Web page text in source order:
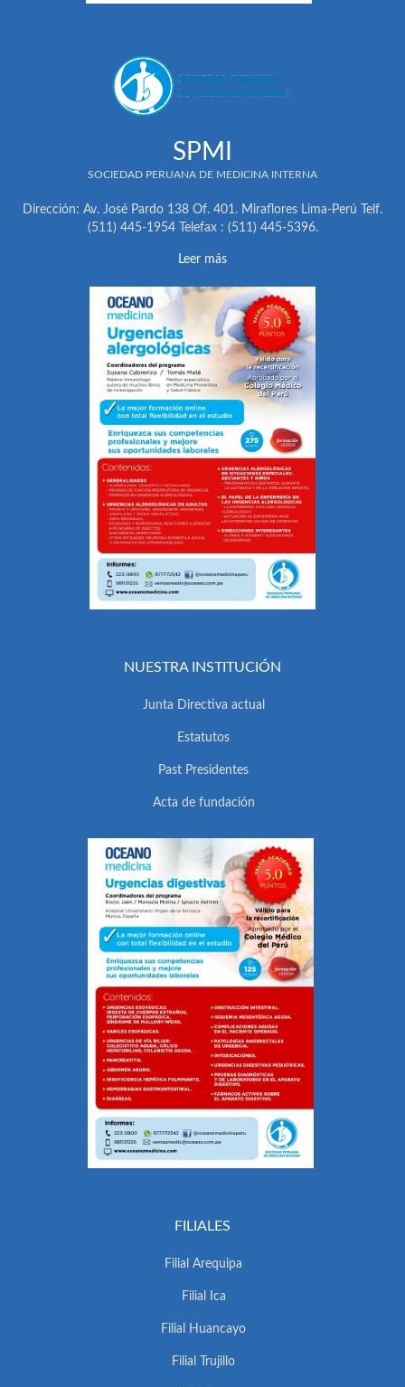
SPMI
SOCIEDAD PERUANA DE MEDICINA INTERNA
Dirección: Av. José Pardo 138 Of. 401. Miraflores Lima-Perú Telf.
(511) 445-1954 Telefax : (511) 445-5396.
Leer más
NUESTRA INSTITUCIÓN
Junta Directiva actual
Estatutos
Past Presidentes
Acta de fundación
FILIALES
Filial Arequipa
Filial Ica
Filial Huancayo
Filial Trujillo